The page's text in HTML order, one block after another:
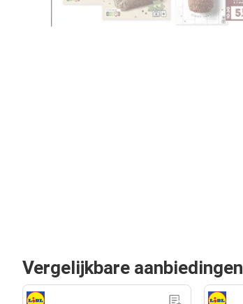
Vergelijkbare aanbiedingen